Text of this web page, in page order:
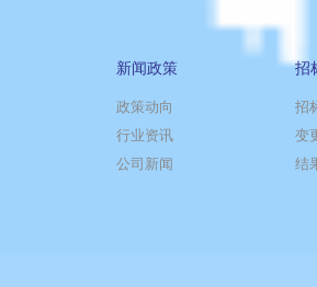
新闻政策
政策动向
行业资讯
公司新闻
招
招
变
结